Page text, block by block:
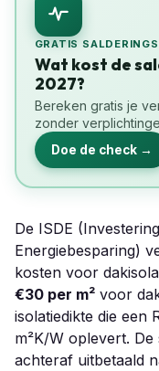
GRATIS
Wat kost de
2027?
Bereken gratis je
zonder
Doe de check →
De ISDE
Energiebesparing)
kosten voor
€30 per m² voor
isolatiedikte die een
m²K/W oplevert.
achteraf uitbetaald